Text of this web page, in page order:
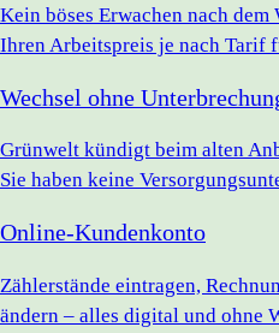
Kein böses Erwachen nach
Ihren Arbeitspreis je nach Tarif
Wechsel ohne
Grünwelt kündigt beim alten
Sie haben keine
Online-Kundenkonto
Zählerstände eintragen,
ändern – alles digital und ohne